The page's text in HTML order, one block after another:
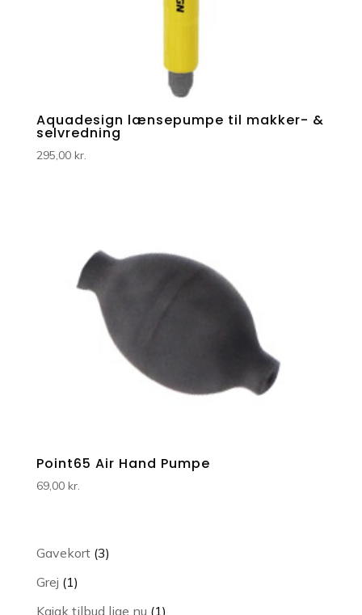
Aquadesign lænsepumpe til makker- &
selvredning
295,00 kr.
Point65 Air Hand Pumpe
69,00 kr.
Gavekort 33
Grej 11
vare
Kajak tilbud lige nu 11